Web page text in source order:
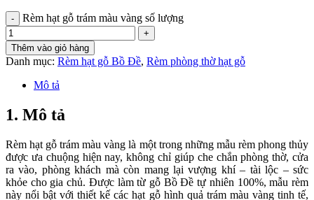
Rèm hạt gỗ trám màu vàng số lượng
Thêm vào giỏ hàng
Danh mục: Rèm hạt gỗ Bồ Đề, Rèm phòng thờ hạt gỗ
Mô tả
1. Mô tả
Rèm hạt gỗ trám màu vàng là một trong những mẫu rèm phong thủy
được ưa chuộng hiện nay, không chỉ giúp che chắn phòng thờ, cửa
ra vào, phòng khách mà còn mang lại vượng khí – tài lộc – sức
khỏe cho gia chủ. Được làm từ gỗ Bồ Đề tự nhiên 100%, mẫu rèm
này nổi bật với thiết kế các hạt gỗ hình quả trám màu vàng tinh tế,